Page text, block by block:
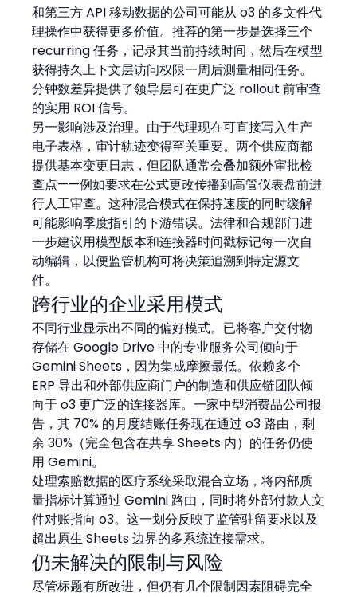
和第三方 API 移动数据的公司可能从 o3 的多文件代
理操作中获得更多价值。推荐的第一步是选择三个
recurring 任务，记录其当前持续时间，然后在模型
获得持久上下文层访问权限一周后测量相同任务。
分钟数差异提供了领导层可在更广泛 rollout 前审查
的实用 ROI 信号。
另一影响涉及治理。由于代理现在可直接写入生产
电子表格，审计轨迹变得至关重要。两个供应商都
提供基本变更日志，但团队通常会叠加额外审批检
查点——例如要求在公式更改传播到高管仪表盘前进
行人工审查。这种混合模式在保持速度的同时缓解
可能影响季度指引的下游错误。法律和合规部门进
一步建议用模型版本和连接器时间戳标记每一次自
动编辑，以便监管机构可将决策追溯到特定源文
件。
跨行业的企业采用模式
不同行业显示出不同的偏好模式。已将客户交付物
存储在 Google Drive 中的专业服务公司倾向于
Gemini Sheets，因为集成摩擦最低。依赖多个
ERP 导出和外部供应商门户的制造和供应链团队倾
向于 o3 更广泛的连接器库。一家中型消费品公司报
告，其 70% 的月度结账任务现在通过 o3 路由，剩
余 30%（完全包含在共享 Sheets 内）的任务仍使
用 Gemini。
处理索赔数据的医疗系统采取混合立场，将内部质
量指标计算通过 Gemini 路由，同时将外部付款人文
件对账指向 o3。这一划分反映了监管驻留要求以及
超出原生 Sheets 边界的多系统连接需求。
仍未解决的限制与风险
尽管标题有所改进，但仍有几个限制因素阻碍完全